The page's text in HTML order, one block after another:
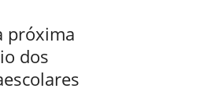
próxima
dos